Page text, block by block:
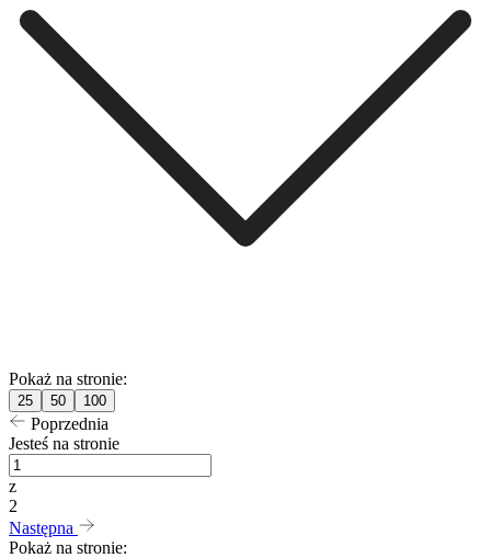
Pokaż na stronie:
25 50 100
Poprzednia
Jesteś na stronie
z
2
Następna
Pokaż na stronie: